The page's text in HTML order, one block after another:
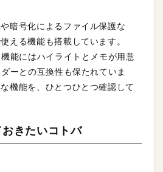
暗号化によるファイル保護な
える機能も搭載しています。
能にはハイライトとメモが用意
ーとの互換性も保たれていま
機能を、ひとつひとつ確認して
きたいコトバ